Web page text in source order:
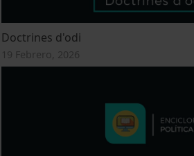
Doctrines d'odi
19 Febrero, 2026